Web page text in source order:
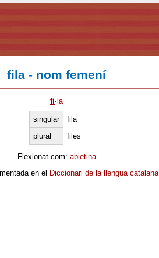
fila - nom femení
fi· la
singular
fila
plural
files
Flexionat com: abietina
en el
Diccionari de la llengua catalana